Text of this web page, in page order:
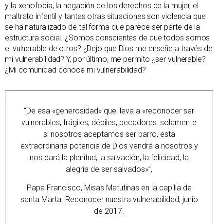
y la xenofobia, la negación de los derechos de la mujer, el
maltrato infantil y tantas otras situaciones son violencia que
se ha naturalizado de tal forma que parece ser parte de la
estructura social. ¿Somos conscientes de que todos somos
el vulnerable de otros? ¿Dejo que Dios me enseñe a través de
mi vulnerabilidad? Y, por último, me permito ¿ser vulnerable?
¿Mi comunidad conoce mi vulnerabilidad?
“De esa «generosidad» que lleva a «reconocer ser
vulnerables, frágiles, débiles, pecadores: solamente
si nosotros aceptamos ser barro, esta
extraordinaria potencia de Dios vendrá a nosotros y
nos dará la plenitud, la salvación, la felicidad, la
alegría de ser salvados»”,
Papa Francisco, Misas Matutinas en la capilla de
santa Marta. Reconocer nuestra vulnerabilidad, junio
de 2017.